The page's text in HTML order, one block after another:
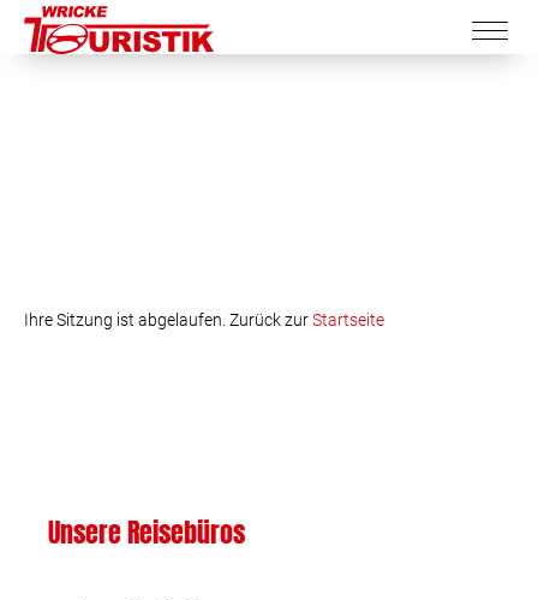
Ihre Sitzung ist abgelaufen. Zurück zurStartseite
Unsere Reisebüros